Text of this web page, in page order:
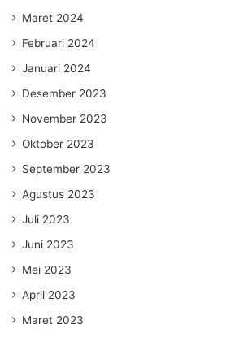
Maret 2024
Februari 2024
Januari 2024
Desember 2023
November 2023
Oktober 2023
September 2023
Agustus 2023
Juli 2023
Juni 2023
Mei 2023
April 2023
Maret 2023